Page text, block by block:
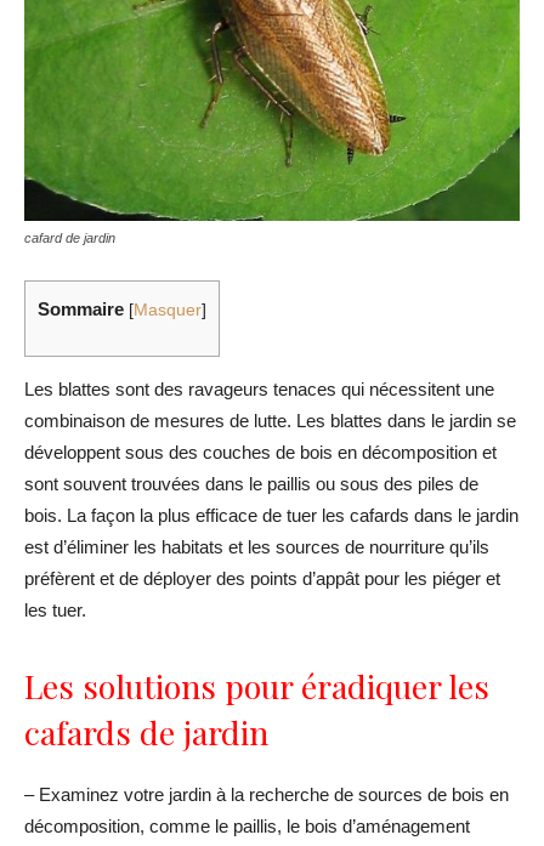
cafard de jardin
Sommaire [Masquer]
Les blattes sont des ravageurs tenaces qui nécessitent une
combinaison de mesures de lutte. Les blattes dans le jardin se
développent sous des couches de bois en décomposition et
sont souvent trouvées dans le paillis ou sous des piles de
bois. La façon la plus efficace de tuer les cafards dans le jardin
est d’éliminer les habitats et les sources de nourriture qu’ils
préfèrent et de déployer des points d’appât pour les piéger et
les tuer.
Les solutions pour éradiquer les
cafards de jardin
– Examinez votre jardin à la recherche de sources de bois en
décomposition, comme le paillis, le bois d’aménagement